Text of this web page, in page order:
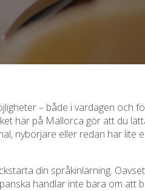
– både i vardagen och
här på Mallorca gör att du
nybörjare eller redan har lite
din språkinlärning.
handlar inte bara om att